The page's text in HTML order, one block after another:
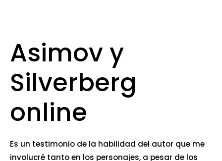
Asimov y
Silverberg
online
Es un testimonio de la habilidad del autor que me
involucré tanto en los personajes, a pesar de los